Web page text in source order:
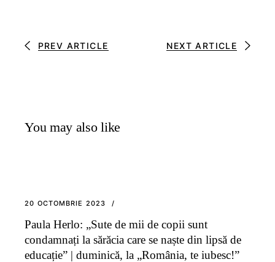
PREV ARTICLE NEXT ARTICLE
You may also like
20 OCTOMBRIE 2023
Paula Herlo: „Sute de mii de copii sunt
condamnați la sărăcia care se naște din lipsă de
educație” | duminică, la „România, te iubesc!”